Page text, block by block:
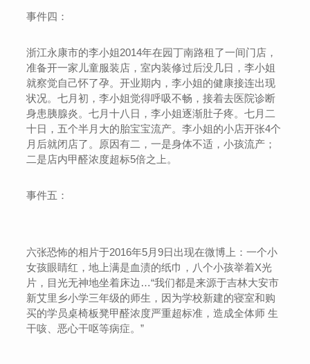
事件四：
浙江永康市的李小姐2014年在园丁南路租了一间门店，
准备开一家儿童服装店，室内装修过后没几日，李小姐
就察觉自己怀了孕。开业期内，李小姐的健康接连出现
状况。七月初，李小姐觉得呼吸不畅，接着去医院诊断
身患胰腺炎。七月十八日，李小姐逐渐肚子疼。七月二
十日，五个半月大的胎宝宝流产。李小姐的小店开张4个
月后就闭店了。原因有二，一是身体不适，小孩流产；
二是店内甲醛浓度超标5倍之上。
事件五：
六张恐怖的相片于2016年5月9日出现在微博上：一个小
女孩眼睛红，地上满是血渍的纸巾，八个小孩举着X光
片，目光无神地坐着床边…“我们都是来源于吉林大安市
新艾里乡小学三年级的师生，因为学校新建的寝室和购
买的学员桌椅板凳甲醛浓度严重超标准，造成全体师 生
干咳、恶心干呕等病症。”